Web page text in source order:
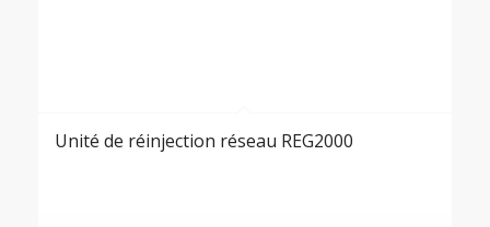
Unité de réinjection réseau REG2000